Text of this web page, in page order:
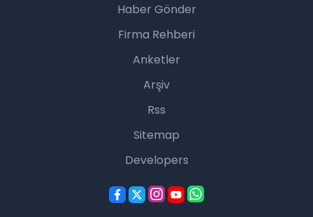
Haber Gönder
Firma Rehberi
Anketler
Arşiv
Rss
Sitemap
Developers